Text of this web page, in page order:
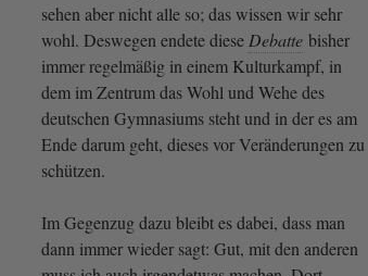
sehen aber nicht alle so; das wissen wir sehr
wohl. Deswegen endete diese Debatte bisher
immer regelmäßig in einem Kulturkampf, in
dem im Zentrum das Wohl und Wehe des
deutschen Gymnasiums steht und in der es am
Ende darum geht, dieses vor Veränderungen zu
schützen.
Im Gegenzug dazu bleibt es dabei, dass man
dann immer wieder sagt: Gut, mit den anderen